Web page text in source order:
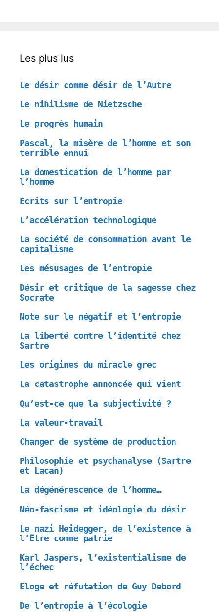
Les plus lus
Le désir comme désir de l’Autre
Le nihilisme de Nietzsche
Le progrès humain
Pascal, la misère de l’homme et son
terrible ennui
La domestication de l’homme par
l’homme
Ecrits sur l’entropie
L’accélération technologique
La société de consommation avant le
capitalisme
Les mésusages de l’entropie
Désir et critique de la sagesse chez
Socrate
Note sur le négatif et l’entropie
La liberté contre l’identité chez
Sartre
Les origines du miracle grec
La catastrophe annoncée qui vient
Qu’est-ce que la subjectivité ?
La valeur-travail
Changer de système de production
Philosophie et psychanalyse (Sartre
et Lacan)
La dégénérescence de l’homme…
Néo-fascisme et idéologie du désir
Le nazi Heidegger, de l’existence à
l’Être comme patrie
Karl Jaspers, l’existentialisme de
l’échec
Eloge et réfutation de Guy Debord
De l’entropie à l’écologie